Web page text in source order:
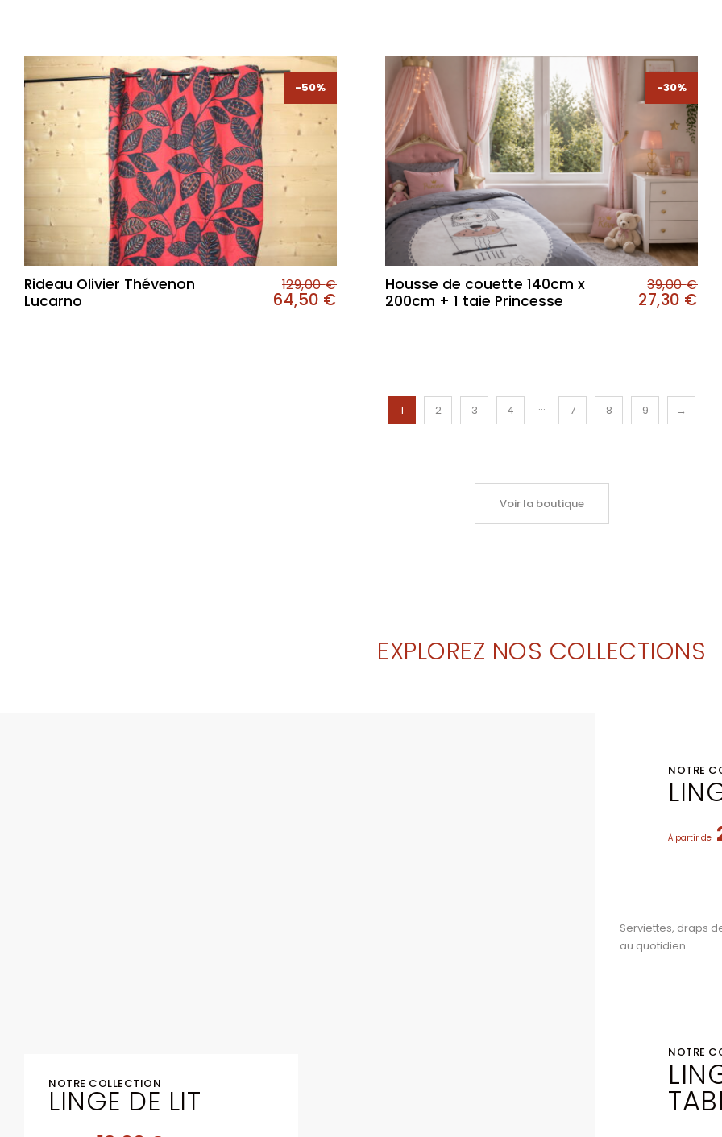
-50%
-50%
Rideau Olivier Thévenon
Lucarno
129,00€
64,50 €
-30%
-30%
Housse de couette 140cm x
200cm + 1 taie Princesse
39,00€
27,30 €
1 2 3 4 … 7 8 9 →
Voir la boutique
EXPLOREZ NOS COLLECTIONS
NOTRE COLLECTION
LINGE DE LIT
NOTRE
À partir de
Serviettes, draps
au quotidien.
NOTRE